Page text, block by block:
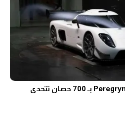
أداء السوبركار الخام: Peregryn GTR بـ 700 حصان تتحدى